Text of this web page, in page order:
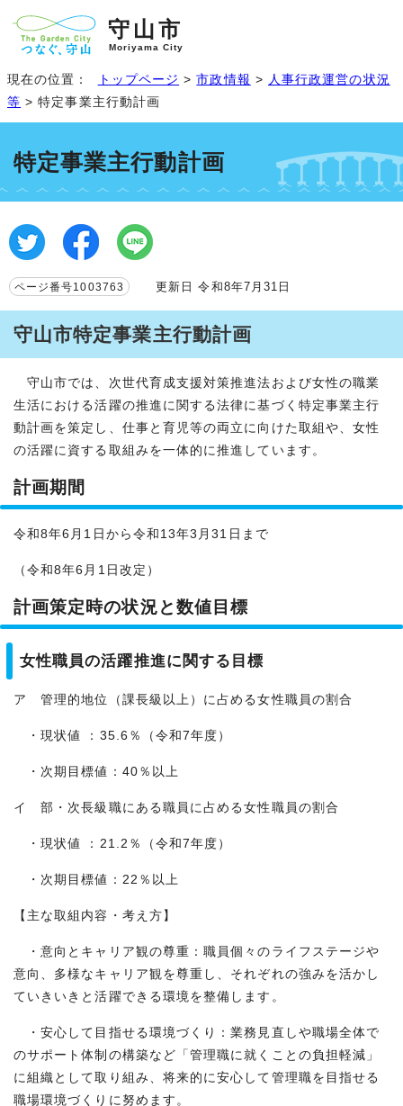
守山市
Moriyama City
現在の位置： トップページ >市政情報 > 人事行政運営の状況
等 > 特定事業主行動計画
特定事業主行動計画
ページ番号1003763 更新日 令和8年7月31日
守山市特定事業主行動計画
守山市では、次世代育成支援対策推進法および女性の職業
生活における活躍の推進に関する法律に基づく特定事業主行
動計画を策定し、仕事と育児等の両立に向けた取組や、女性
の活躍に資する取組みを一体的に推進しています。
計画期間
令和8年6月1日から令和13年3月31日まで
（令和8年6月1日改定）
計画策定時の状況と数値目標
女性職員の活躍推進に関する目標
ア 管理的地位（課長級以上）に占める女性職員の割合
・現状値 ：35.6％（令和7年度）
・次期目標値：40％以上
イ 部・次長級職にある職員に占める女性職員の割合
・現状値 ：21.2％（令和7年度）
・次期目標値：22％以上
【主な取組内容・考え方】
・意向とキャリア観の尊重：職員個々のライフステージや
意向、多様なキャリア観を尊重し、それぞれの強みを活かし
ていきいきと活躍できる環境を整備します。
・安心して目指せる環境づくり：業務見直しや職場全体で
のサポート体制の構築など「管理職に就くことの負担軽減」
に組織として取り組み、将来的に安心して管理職を目指せる
職場環境づくりに努めます。